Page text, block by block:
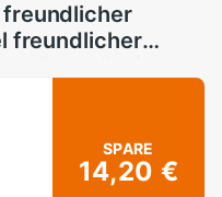
freundlicher
freundlicher
Mäntel lässig
Parkas für 2-
SPARE
14,20 €